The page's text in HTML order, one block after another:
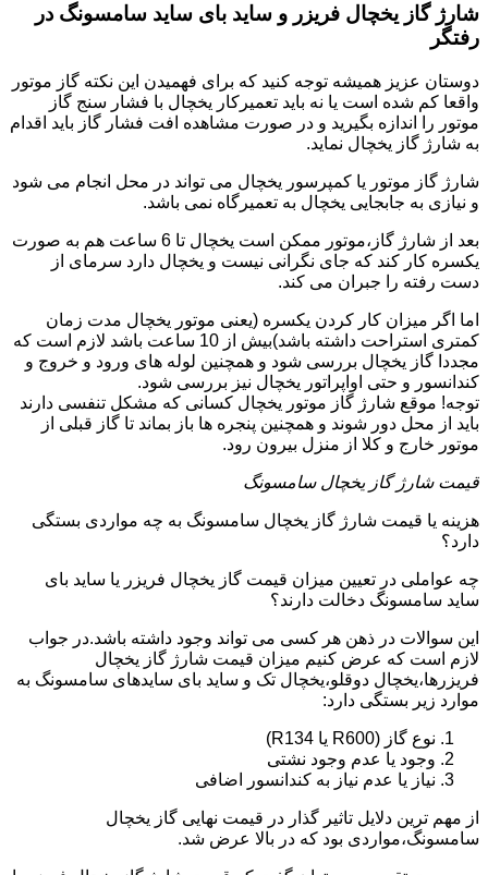
شارژ گاز یخچال فریزر و ساید بای ساید سامسونگ در
رفتگر
دوستان عزیز همیشه توجه کنید که برای فهمیدن این نکته گاز موتور
واقعا کم شده است یا نه باید تعمیرکار یخچال با فشار سنج گاز
موتور را اندازه بگیرید و در صورت مشاهده افت فشار گاز باید اقدام
به شارژ گاز یخچال نماید.
شارژ گاز موتور یا کمپرسور یخچال می تواند در محل انجام می شود
و نیازی به جابجایی یخچال به تعمیرگاه نمی باشد.
بعد از شارژ گاز،موتور ممکن است یخچال تا 6 ساعت هم به صورت
یکسره کار کند که جای نگرانی نیست و یخچال دارد سرمای از
دست رفته را جبران می کند.
اما اگر میزان کار کردن یکسره (یعنی موتور یخچال مدت زمان
کمتری استراحت داشته باشد)بیش از 10 ساعت باشد لازم است که
مجددا گاز یخچال بررسی شود و همچنین لوله های ورود و خروج و
کندانسور و حتی اواپراتور یخچال نیز بررسی شود.
توجه! موقع شارژ گاز موتور یخچال کسانی که مشکل تنفسی دارند
باید از محل دور شوند و همچنین پنجره ها باز بماند تا گاز قبلی از
موتور خارج و کلا از منزل بیرون رود.
قیمت شارژ گاز یخچال سامسونگ
هزینه یا قیمت شارژ گاز یخچال سامسونگ به چه مواردی بستگی
دارد؟
چه عواملی در تعیین میزان قیمت گاز یخچال فریزر یا ساید بای
ساید سامسونگ دخالت دارند؟
این سوالات در ذهن هر کسی می تواند وجود داشته باشد.در جواب
لازم است که عرض کنیم میزان قیمت شارژ گاز یخچال
فریزرها،یخچال دوقلو،یخچال تک و ساید بای سایدهای سامسونگ به
موارد زیر بستگی دارد:
نوع گاز (R600 یا R134)
وجود یا عدم وجود نشتی
نیاز یا عدم نیاز به کندانسور اضافی
از مهم ترین دلایل تاثیر گذار در قیمت نهایی گاز یخچال
سامسونگ،مواردی بود که در بالا عرض شد.